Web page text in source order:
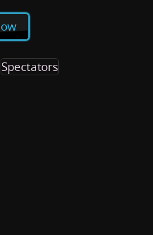
Spectators